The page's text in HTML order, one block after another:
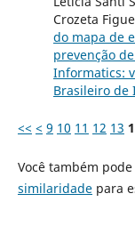
Crozeta
do mapa de
prevenção
Informatics:
Brasileiro de
<< < 9 10 11 12 13
Você também pode
similaridadepara